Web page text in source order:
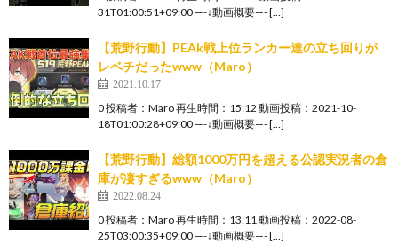
31T01:00:51+09:00 —-↓動画概要—- […]
【荒野行動】PEAk戦上位ランカー達の立ち回りが
レベチだったwww（Maro）
2021.10.17
0 投稿者：Maro 再生時間：15:12 動画投稿：2021-10-
18T01:00:28+09:00 —-↓動画概要—- […]
【荒野行動】総額1000万円を超える公認実況者の倉
庫が凄すぎるwww（Maro）
2022.08.24
0 投稿者：Maro 再生時間：13:11 動画投稿：2022-08-
25T03:00:35+09:00 —-↓動画概要—- […]